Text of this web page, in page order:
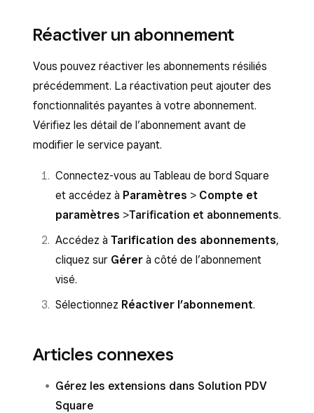
Réactiver un abonnement
Vous pouvez réactiver les abonnements résiliés
précédemment. La réactivation peut ajouter des
fonctionnalités payantes à votre abonnement.
Vérifiez les détail de l’abonnement avant de
modifier le service payant.
Connectez-vous au Tableau de bord Square
et accédez à Paramètres > Compte et
paramètres >Tarification et abonnements.
Accédez à Tarification des abonnements,
cliquez sur Gérer à côté de l’abonnement
visé.
Sélectionnez Réactiver l’abonnement.
Articles connexes
Gérez les extensions dans Solution PDV
Square